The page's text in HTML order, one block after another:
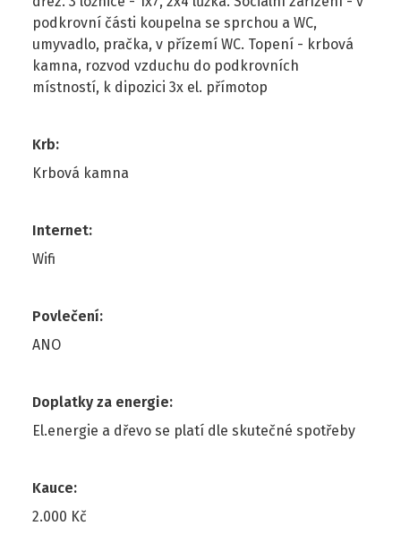
podkrovní části koupelna se sprchou a WC,
umyvadlo, pračka, v přízemí WC. Topení - krbová
kamna, rozvod vzduchu do podkrovních
místností, k dipozici 3x el. přímotop
Krb:
Krbová kamna
Internet:
Wifi
Povlečení:
ANO
Doplatky za energie:
El.energie a dřevo se platí dle skutečné spotřeby
Kauce:
2.000 Kč